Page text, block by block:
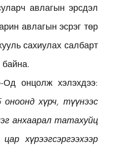
авлагын эрсдэл
авлагын эсрэг төр
сахиулах салбарт
байна.
онцолж хэлэхдээ:
хүрч, түүнээс
анхаарал татахуйц
хүрээгсэргээхээр